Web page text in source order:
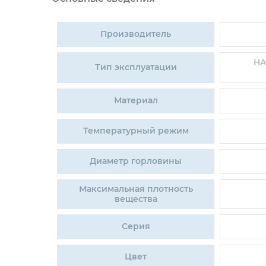
Производитель
Тип эксплуатации
Материал
Температурный режим
Диаметр горловины
Максимальная плотность
вещества
Серия
Цвет